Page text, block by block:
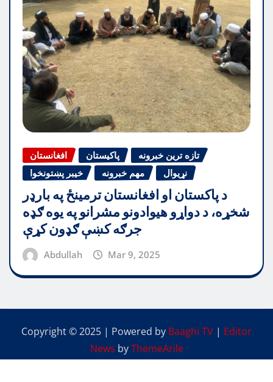
افغانستان پاکیستان
تازه ترین خبرونه
خیبر پښتونخوا
مهم خبرونه نړیوال
د پاکستان او افغانستان ترمینځ په بارډر
شخړه، د دواړو هیوادونو مشرانو په یوه ګډه
جرګه کښې ګډون کړې
Abdullah Mar 9, 2025
Copyright © 2025 | Powered by Baaghi TV | Editor
News byThemeArile